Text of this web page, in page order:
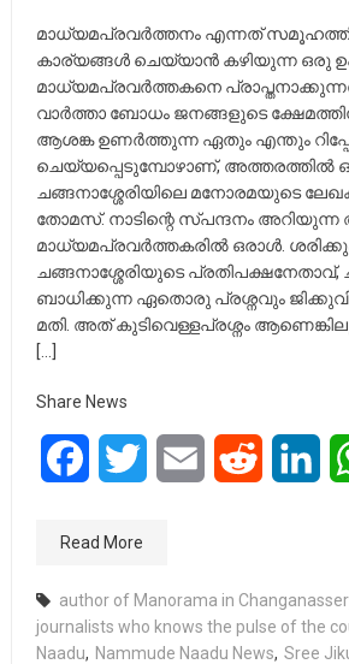
മാധ്യമപ്രവർത്തനം എന്നത്
കാര്യങ്ങൾ ചെയ്യാൻ കഴിയുന്ന ഒരു
മാധ്യമപ്രവർത്തകനെ
വാർത്താ ബോധം ജനങ്ങളുടെ
ആശങ്ക ഉണർത്തുന്ന ഏതും എന്തും
ചെയ്യപ്പെടുമ്പോഴാണ്, അത്തരത്തിൽ
ചങ്ങനാശ്ശേരിയിലെ മനോരമയുടെ
തോമസ്. നാടിന്റെ സ്പന്ദനം
മാധ്യമപ്രവർത്തകരിൽ ഒരാൾ.
ചങ്ങനാശ്ശേരിയുടെ പ്രതിപക്ഷനേതാവ്,
ബാധിക്കുന്ന ഏതൊരു പ്രശ്നവും
മതി. അത് കുടിവെള്ളപ്രശ്നം ആണെങ്കിലും,
[…]
Share News
FacebookTwitter Email Reddit
Read More
author of Manorama in
journalists who knows the pulse of the
Naadu, Nammude Naadu News, Sree